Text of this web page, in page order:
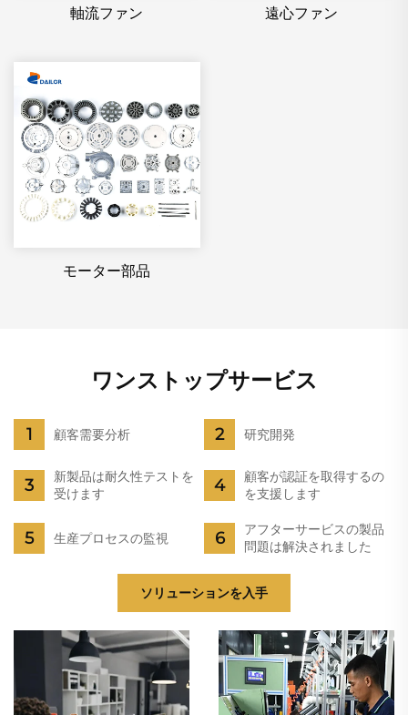
軸流ファン 遠心ファン
モーター部品
ワンストップサービス
顧客需要分析 研究開発
新製品は耐久性テストを
受けます
顧客が認証を取得するの
を支援します
生産プロセスの監視
アフターサービスの製品
問題は解決されました
ソリューションを入手